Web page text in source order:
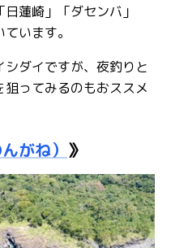
蓮崎」「ダセンバ」
います。
ダイですが、夜釣りと
ってみるのもおススメ
がね） 》